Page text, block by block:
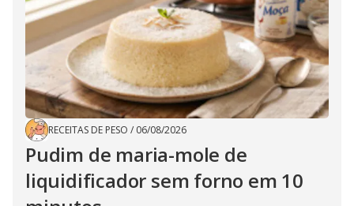
RECEITAS DE PESO / 06/08/2026
Pudim de maria-mole de
liquidificador sem forno em 10